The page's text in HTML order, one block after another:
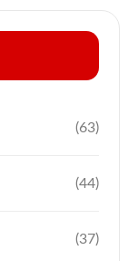
(63)
(44)
(37)